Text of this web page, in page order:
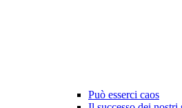
Può esserci caos